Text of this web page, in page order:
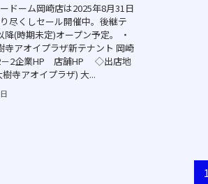
ドーム岡崎店は2025年8月31日
尽くしセール開催中。後継テ
降(時期未定)オープン予定。 ・
アオイプラザ新テナント 岡崎
－2企業HP 店舗HP ◇出店地
寺アオイプラザ) 大...
1